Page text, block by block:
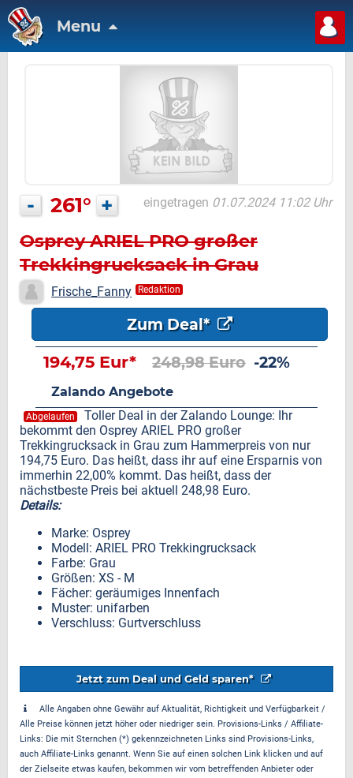
Menu
- 261° + eingetragen 01.07.2024 11:02 Uhr
Osprey ARIEL PRO großer
Trekkingrucksack in Grau
Frische_Fanny Redaktion
Zum Deal*
194,75 Eur* 248,98 Euro -22%
Zalando Angebote
Abgelaufen
Toller Deal in der Zalando Lounge: Ihr
bekommt den Osprey ARIEL PRO großer
Trekkingrucksack in Grau zum Hammerpreis von nur
194,75 Euro. Das heißt, dass ihr auf eine Ersparnis von
immerhin 22,00% kommt. Das heißt, dass der
nächstbeste Preis bei aktuell 248,98 Euro.
Details:
Marke: Osprey
Modell: ARIEL PRO Trekkingrucksack
Farbe: Grau
Größen: XS - M
Fächer: geräumiges Innenfach
Muster: unifarben
Verschluss: Gurtverschluss
Jetzt zum Deal und Geld sparen*
Alle Angaben ohne Gewähr auf Aktualität, Richtigkeit und Verfügbarkeit /
Alle Preise können jetzt höher oder niedriger sein. Provisions-Links / Affiliate-
Links: Die mit Sternchen (*) gekennzeichneten Links sind Provisions-Links,
auch Affiliate-Links genannt. Wenn Sie auf einen solchen Link klicken und auf
der Zielseite etwas kaufen, bekommen wir vom betreffenden Anbieter oder